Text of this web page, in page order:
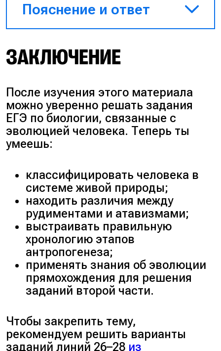
Пояснение и ответ
признаки (дополнительные
соски, сплошной волосяной
встречаются у людей
исключительно редко как
генетическое отклонение,
возврат к предкам.
Анатомические рудименты
мышцы) являются
статистической нормой,
характерной для всех
представителей человеческого
вида.
Ответ:11212.
ЗАКЛЮЧЕНИЕ
После изучения этого материала
можно уверенно решать задания
ЕГЭ по биологии, связанные с
эволюцией человека. Теперь ты
умеешь:
классифицировать человека в
системе живой природы;
находить различия между
рудиментами и атавизмами;
выстраивать правильную
хронологию этапов
антропогенеза;
применять знания об эволюции
прямохождения для решения
заданий второй части.
Чтобы закрепить тему,
рекомендуем решить варианты
заданий линий 26–28 из